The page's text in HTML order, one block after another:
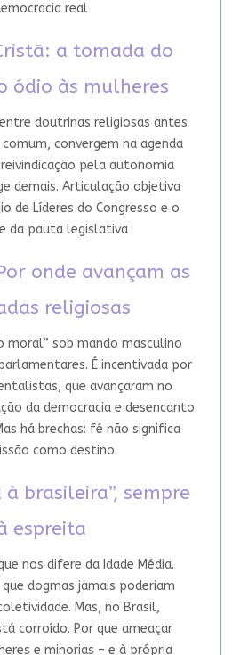
real
a tomada do
ódio às mulheres
doutrinas religiosas antes
comum, convergem na agenda
pela autonomia
demais. Articulação objetiva
de Líderes do Congresso e o
da pauta legislativa
onde avançam as
religiosas
moral” sob mando masculino
É incentivada por
que avançaram no
da democracia e desencanto
há brechas: fé não significa
como destino
à brasileira”, sempre
espreita
nos difere da Idade Média.
dogmas jamais poderiam
Mas, no Brasil,
corroído. Por que ameaçar
e minorias – e à própria